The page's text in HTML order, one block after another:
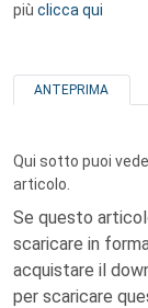
più clicca qui
ANTEPRIMA
Qui sotto puoi
articolo.
Se questo
scaricare in
acquistare il
per scaricare